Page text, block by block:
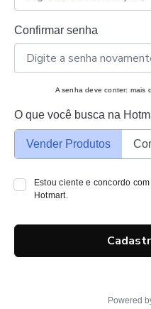
Confirmar senha
A senha deve conter: mais
O que você busca na
Vender Produtos
Estou ciente e concordo
Hotmart.
Powered